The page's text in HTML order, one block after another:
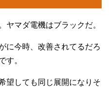
ヤマダ電機はブラックだ。
に今時、改善されてるだろ
す。
望しても同じ展開になりそ